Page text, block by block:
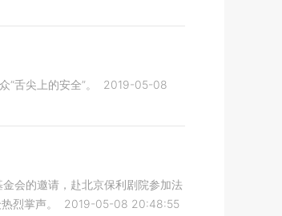
舌尖上的安全”。
2019-05-08
会的邀请，赴北京保利剧院参加法
烈掌声。
2019-05-08 20:48:55